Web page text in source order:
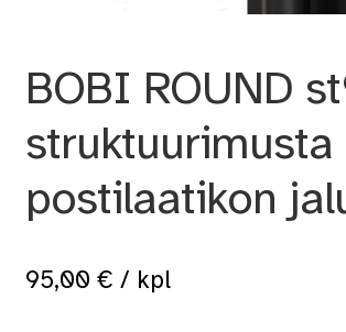
BOBI ROUND
struktuurimusta
postilaatikon
95,00 € / kpl